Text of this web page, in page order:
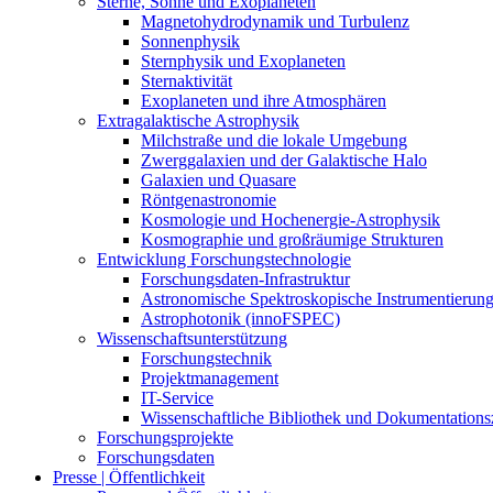
Magnetohydrodynamik und Turbulenz
Sonnenphysik
Sternphysik und Exoplaneten
Sternaktivität
Exoplaneten und ihre Atmosphären
Extragalaktische Astrophysik
Milchstraße und die lokale Umgebung
Zwerggalaxien und der Galaktische Halo
Galaxien und Quasare
Röntgenastronomie
Kosmologie und Hochenergie-Astrophysik
Kosmographie und großräumige Strukturen
Entwicklung Forschungstechnologie
Forschungsdaten-Infrastruktur
Astronomische Spektroskopische Instrumentierung
Astrophotonik (innoFSPEC)
Wissenschaftsunterstützung
Forschungstechnik
Projektmanagement
IT-Service
Wissenschaftliche Bibliothek und
Forschungsprojekte
Forschungsdaten
Presse | Öffentlichkeit